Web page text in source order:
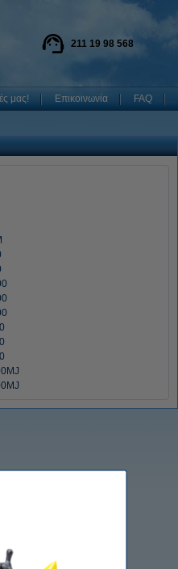
211 19 98 568
μας! Επικοινωνία FAQ